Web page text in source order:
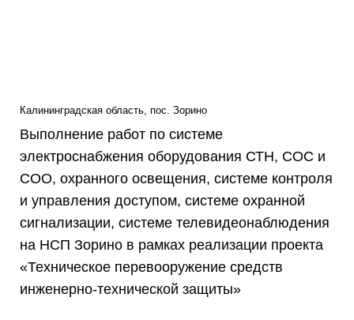
Калининградская область, пос. Зорино
Выполнение работ по системе
электроснабжения оборудования СТН, СОС и
СОО, охранного освещения, системе контроля
и управления доступом, системе охранной
сигнализации, системе телевидеонаблюдения
на НСП Зорино в рамках реализации проекта
«Техническое перевооружение средств
инженерно-технической защиты»